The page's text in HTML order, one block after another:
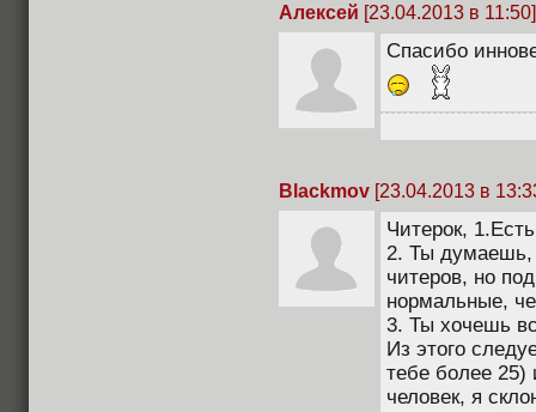
Алексей [23.04.2013 в 11:50]
Спасибо
Blackmov [23.04.2013 в
Читерок,
2. Ты думаешь,
читеров, но
нормальные,
3. Ты хочешь
Из этого
тебе более 25)
человек, я